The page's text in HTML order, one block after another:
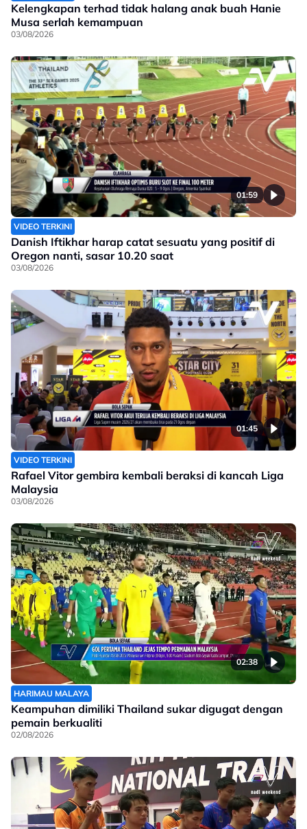
Kelengkapan terhad tidak halang anak buah Hanie
Musa serlah kemampuan
03/08/2026
01:59
VIDEO TERKINI
Danish Iftikhar harap catat sesuatu yang positif di
Oregon nanti, sasar 10.20 saat
03/08/2026
01:45
VIDEO TERKINI
Rafael Vitor gembira kembali beraksi di kancah Liga
Malaysia
03/08/2026
02:38
HARIMAU MALAYA
Keampuhan dimiliki Thailand sukar digugat dengan
pemain berkualiti
02/08/2026